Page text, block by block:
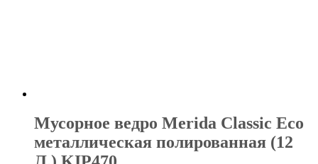
Мусорное ведро Merida Classic Eco
металлическая полированная (12